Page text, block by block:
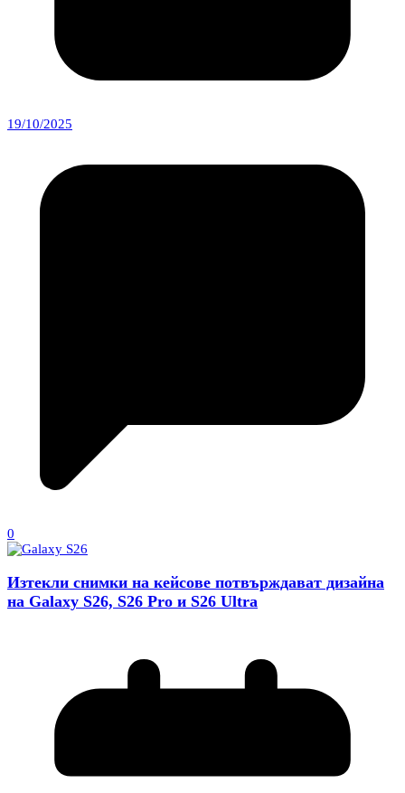
19/10/2025
0
Изтекли снимки на кейсове потвърждават дизайна
на Galaxy S26, S26 Pro и S26 Ultra